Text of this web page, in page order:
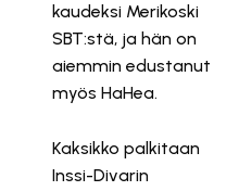
kaudeksi Merikoski
SBT:stä, ja hän on
aiemmin edustanut
myös HaHea.
Kaksikko palkitaan
Inssi-Divarin